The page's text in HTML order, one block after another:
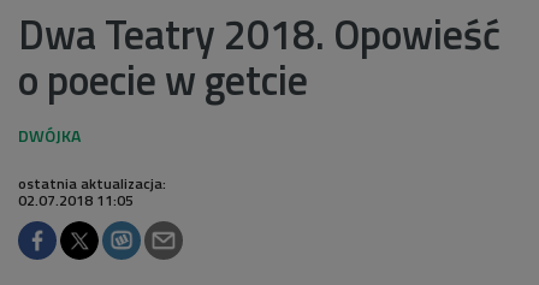
Dwa Teatry 2018. Opowieść
o poecie w getcie
ostatnia aktualizacja:
02.07.2018 11:05